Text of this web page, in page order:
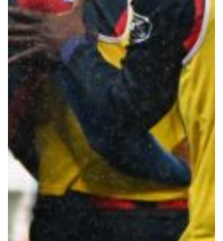
Summer Sale
Mare
Accessori
Party
Helan x Genoa
Isolani x Genoa
Gift Card Online Store